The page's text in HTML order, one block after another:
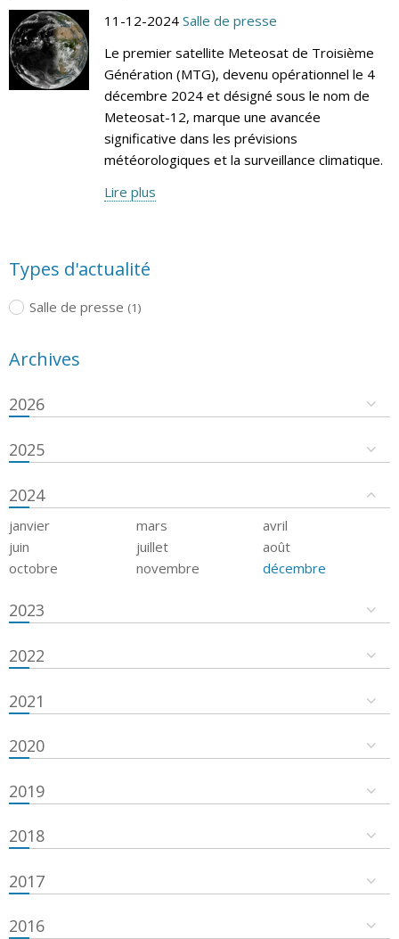
11-12-2024 Salle de presse
Le premier satellite Meteosat de Troisième
Génération (MTG), devenu opérationnel le 4
décembre 2024 et désigné sous le nom de
Meteosat-12, marque une avancée
significative dans les prévisions
météorologiques et la surveillance climatique.
Lire plus
Types d'actualité
Salle de presse (1)
Archives
2026
2025
2024
janvier mars
avril
juin
juillet
août
octobre
novembre décembre
2023
2022
2021
2020
2019
2018
2017
2016